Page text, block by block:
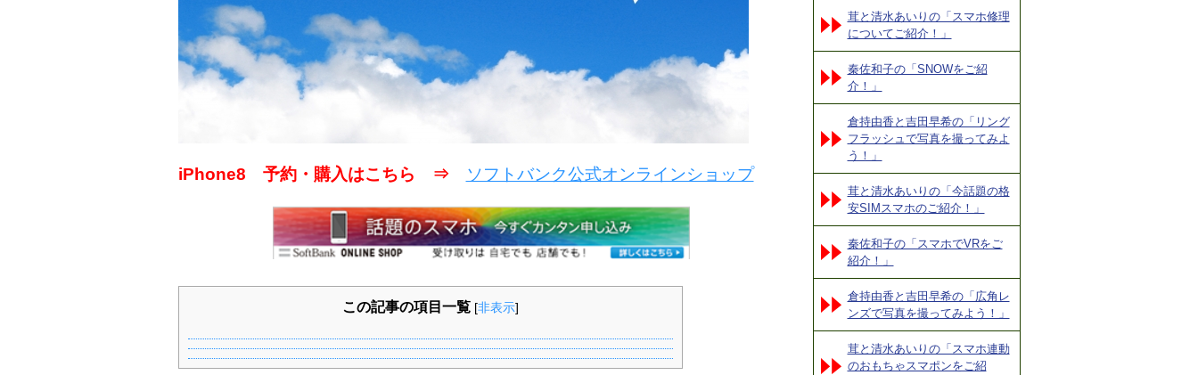
iPhone8 予約・購入はこちら ⇒ ソフトバンク公式オンラインショップ
この記事の項目一覧 [非表示]
茸と清水あいりの「スマホ修理
についてご紹介！」
秦佐和子の「SNOWをご紹
介！」
倉持由香と吉田早希の「リング
フラッシュで写真を撮ってみよ
う！」
茸と清水あいりの「今話題の格
安SIMスマホのご紹介！」
秦佐和子の「スマホでVRをご
紹介！」
倉持由香と吉田早希の「広角レ
ンズで写真を撮ってみよう！」
茸と清水あいりの「スマホ連動
のおもちゃスマポンをご紹